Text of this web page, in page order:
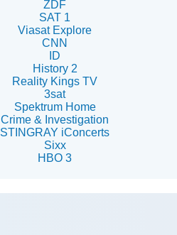
ZDF
SAT 1
Viasat Explore
CNN
ID
History 2
Reality Kings TV
3sat
Spektrum Home
Crime & Investigation
STINGRAY iConcerts
Sixx
HBO 3